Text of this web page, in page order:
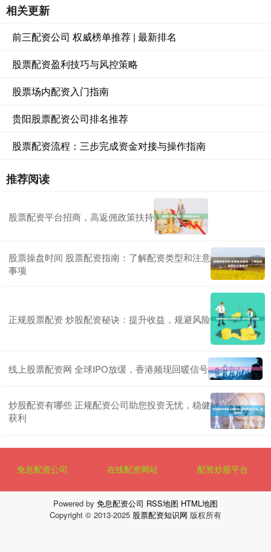
相关更新
前三配资公司 权威榜单推荐 | 最新排名
股票配资盈利技巧与风控策略
股票场内配资入门指南
贵阳股票配资公司排名推荐
股票配资流程：三步完成资金对接与操作指南
推荐阅读
股票配资平台招商，高返佣政策扶持
股票操盘时间 股票配资指南：了解配资类型和注意
事项
正规股票配资 炒股配资秘诀：提升收益，规避风险
线上股票配资网 全球IPO放缓，香港频现回暖信号
炒股配资有哪些 正规配资公司助您投资无忧，稳健
获利
免息配资公司 在线配资网站 配资炒股平台
Powered by 免息配资公司 RSS地图 HTML地图
Copyright © 2013-2025 股票配资知识网 版权所有